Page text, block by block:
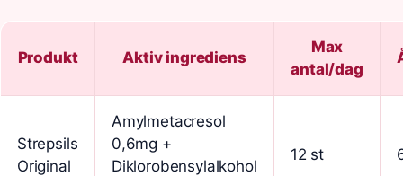
Produkt Aktiv ingrediens
Max
antal/dag
Strepsils
Original
Amylmetacresol
0,6mg +
Diklorobensylalkohol
12 st